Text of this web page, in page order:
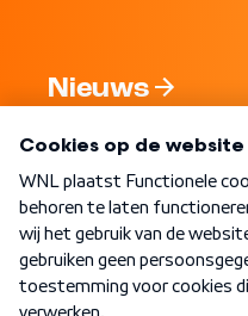
Nieuws
Nieuwsbrief
Word Lid